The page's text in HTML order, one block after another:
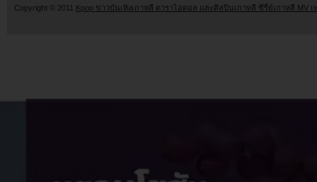
Copyright © 2011 Kpop ข่าวบันเทิงเกาหลี ดาราไอดอล และศิลปินเกาหลี ซีรี่ย์เกาหลี MV